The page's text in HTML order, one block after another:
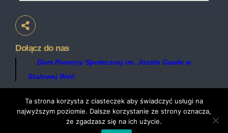
Dołącz do nas
Dom Pomocy Społecznej im. Józefa Gawła w
Stalowej Woli
© Copyright 2021
DPS Stalowa Wola
Produkcja i hosting:
Ta strona korzysta z ciasteczek aby świadczyć usługi na
najwyższym poziomie. Dalsze korzystanie ze strony oznacza,
że zgadzasz się na ich użycie.